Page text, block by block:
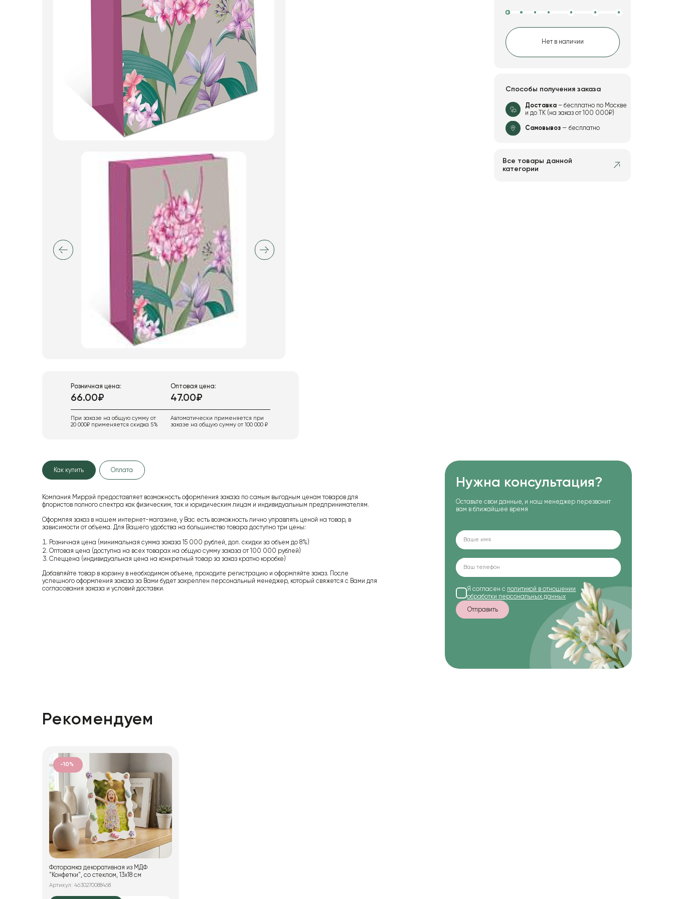
Пакеты для цветов и подарков
Искусственные цветы и растения
Декоративные вазы, кашпо
Розничная цена:
66.00₽
При заказе на общую сумму от
20 000₽ применяется скидка 5%
Оптовая цена:
47.00₽
Автоматически применяется при
заказе на общую сумму от 100 000 ₽
Нет в наличии
Способы получения заказа
Доставка– бесплатно по Москве
и до ТК (на заказ от 100 000₽)
Самовывоз— бесплатно
Все товары данной
категории
Как купить Оплата
Компания Миррэй предоставляет возможность оформления заказа по самым выгодным ценам товаров для
флористов полного спектра как физическим, так и юридическим лицам и индивидуальным предпринимателям.
Оформляя заказ в нашем интернет-магазине, у Вас есть возможность лично управлять ценой на товар, в
зависимости от объема. Для Вашего удобства на большинство товара доступно три цены:
Розничная цена (минимальная сумма заказа 15 000 рублей, доп. скидки за объем до 8%)
Оптовая цена (доступна на всех товарах на общую сумму заказа от 100 000 рублей)
Спеццена (индивидуальная цена на конкретный товар за заказ кратно коробке)
Добавляйте товар в корзину в необходимом объеме, проходите регистрацию и оформляйте заказ. После
успешного оформления заказа за Вами будет закреплен персональный менеджер, который свяжется с Вами для
согласования заказа и условий доставки.
Нужна консультация?
Оставьте свои данные, и наш менеджер перезвонит
вам в ближайшее время
Я согласен с политикой в отношении
обработки персональных данных
Отправить
Рекомендуем
-10%
Фоторамка декоративная из МДФ
"Конфетки", со стеклом, 13x18 см
Артикул: 4630270088468